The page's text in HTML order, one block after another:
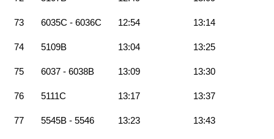
73 6035C - 6036C 12:54 13:14
74 5109B 13:04 13:25
75 6037 - 6038B 13:09 13:30
76 5111C 13:17 13:37
77 5545B - 5546 13:23 13:43